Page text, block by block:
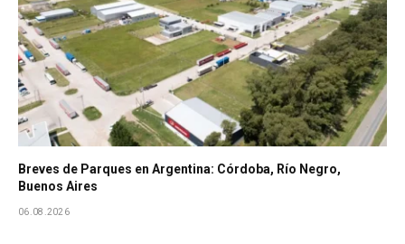
Breves de Parques en Argentina: Córdoba, Río Negro,
Buenos Aires
06.08.2026